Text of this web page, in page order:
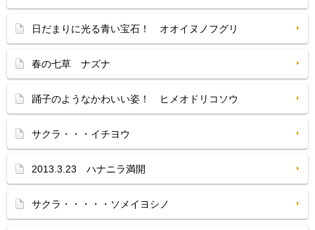
日だまりに光る青い宝石！ オオイヌノフグリ
春の七草 ナズナ
踊子のようなかわいい姿！ ヒメオドリコソウ
サクラ・・・イチヨウ
2013.3.23 ハナニラ満開
サクラ・・・・・ソメイヨシノ